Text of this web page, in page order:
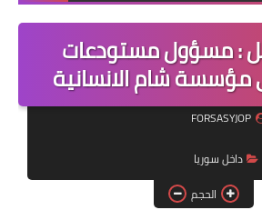
القائمة
مناقصات
فرص عمل داخل سوريا
فرص عمل في العراق
: مسؤول مستودعات
شام الانسانية
FORSASYJOP
داخل سوريا
الحجم